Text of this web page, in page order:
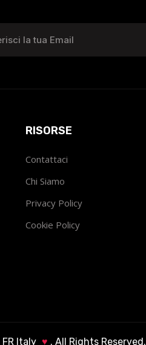
RISORSE
Contattaci
Chi Siamo
Privacy Policy
Cookie Policy
FR Italy ♥ . All Rights Reserved.